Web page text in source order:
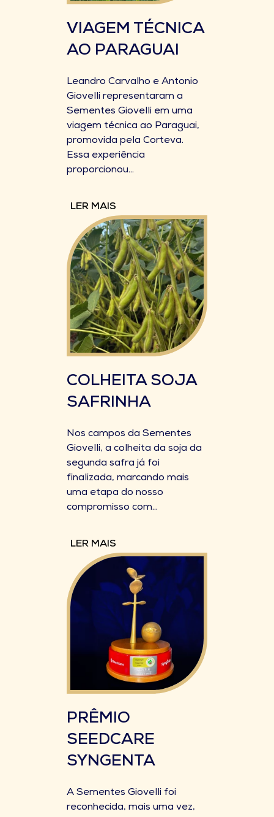
VIAGEM TÉCNICA
AO PARAGUAI
Leandro Carvalho e Antonio
Giovelli representaram a
Sementes Giovelli em uma
viagem técnica ao Paraguai,
promovida pela Corteva.
Essa experiência
proporcionou...
LER MAIS
COLHEITA SOJA
SAFRINHA
Nos campos da Sementes
Giovelli, a colheita da soja da
segunda safra já foi
finalizada, marcando mais
uma etapa do nosso
compromisso com...
LER MAIS
PRÊMIO
SEEDCARE
SYNGENTA
A Sementes Giovelli foi
reconhecida, mais uma vez,